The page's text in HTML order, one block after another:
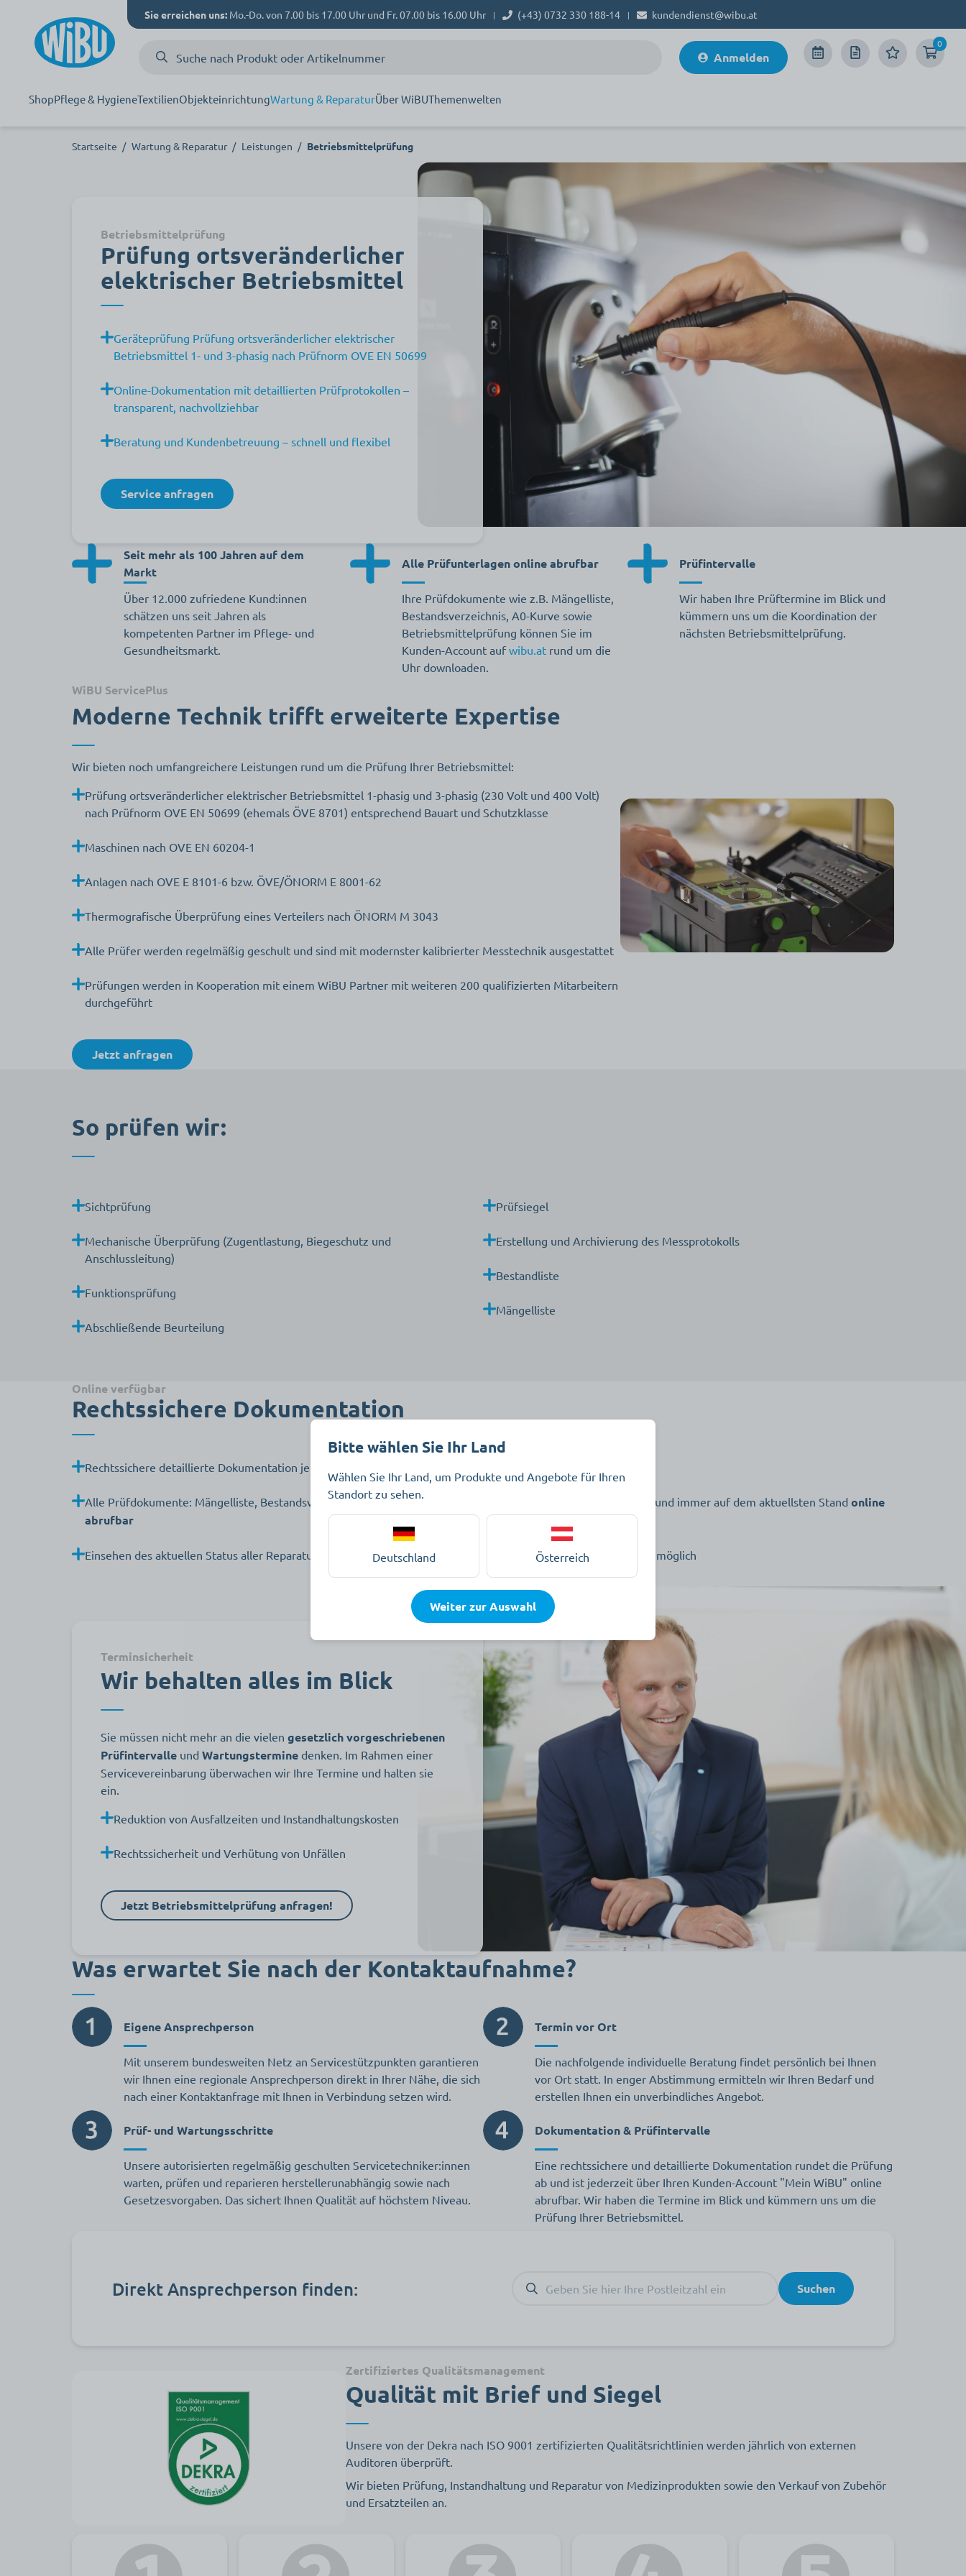
Sie erreichen uns:Mo.-Do. von 7.00 bis 17.00 Uhr und Fr. 07.00 bis 16.00 Uhr | (+43) 0732 330 188-14 | kundendienst@wibu.at
Anmelden
0
ShopPflege & HygieneTextilienObjekteinrichtungWartung & ReparaturÜber WiBUThemenwelten
Startseite / Wartung & Reparatur / Leistungen / Betriebsmittelprüfung
Betriebsmittelprüfung
Prüfung ortsveränderlicher
elektrischer Betriebsmittel
Geräteprüfung Prüfung ortsveränderlicher elektrischer
Betriebsmittel 1- und 3-phasig nach Prüfnorm OVE EN 50699
Online-Dokumentation mit detaillierten Prüfprotokollen –
transparent, nachvollziehbar
Beratung und Kundenbetreuung – schnell und flexibel
Service anfragen
Seit mehr als 100 Jahren auf dem
Markt
Über 12.000 zufriedene Kund:innen
schätzen uns seit Jahren als
kompetenten Partner im Pflege- und
Gesundheitsmarkt.
Alle Prüfunterlagen online abrufbar
Ihre Prüfdokumente wie z.B. Mängelliste,
Bestandsverzeichnis, A0-Kurve sowie
Betriebsmittelprüfung können Sie im
Kunden-Account aufwibu.at rund um die
Uhr downloaden.
Prüfintervalle
Wir haben Ihre Prüftermine im Blick und
kümmern uns um die Koordination der
nächsten Betriebsmittelprüfung.
WiBU ServicePlus
Moderne Technik trifft erweiterte Expertise
Wir bieten noch umfangreichere Leistungen rund um die Prüfung Ihrer Betriebsmittel:
Prüfung ortsveränderlicher elektrischer Betriebsmittel 1-phasig und 3-phasig (230 Volt und 400 Volt)
nach Prüfnorm OVE EN 50699 (ehemals ÖVE 8701) entsprechend Bauart und Schutzklasse
Maschinen nach OVE EN 60204-1
Anlagen nach OVE E 8101-6 bzw. ÖVE/ÖNORM E 8001-62
Thermografische Überprüfung eines Verteilers nach ÖNORM M 3043
Alle Prüfer werden regelmäßig geschult und sind mit modernster kalibrierter Messtechnik ausgestattet
Prüfungen werden in Kooperation mit einem WiBU Partner mit weiteren 200 qualifizierten Mitarbeitern
durchgeführt
Jetzt anfragen
So prüfen wir:
Sichtprüfung
Mechanische Überprüfung (Zugentlastung, Biegeschutz und
Anschlussleitung)
Funktionsprüfung
Abschließende Beurteilung
Prüfsiegel
Erstellung und Archivierung des Messprotokolls
Bestandliste
Mängelliste
Online verfügbar
Rechtssichere Dokumentation
Rechtssichere detaillierte Dokumentation jeder Prüfung
Alle Prüfdokumente: Mängelliste, Bestandsverzeichnis, A0-Kurve sowie Betriebsmittelprüfung klar strukturiert und immer auf dem aktuellsten Stand online
abrufbar
Einsehen des aktuellen Status aller Reparatur-, Prüf- und Wartungstermine online im Kunden-Account jederzeit möglich
Terminsicherheit
Wir behalten alles im Blick
Sie müssen nicht mehr an die vielen gesetzlich vorgeschriebenen
Prüfintervalle und Wartungstermine denken. Im Rahmen einer
Servicevereinbarung überwachen wir Ihre Termine und halten sie
ein.
Reduktion von Ausfallzeiten und Instandhaltungskosten
Rechtssicherheit und Verhütung von Unfällen
Jetzt Betriebsmittelprüfung anfragen!
Was erwartet Sie nach der Kontaktaufnahme?
Eigene Ansprechperson
Mit unserem bundesweiten Netz an Servicestützpunkten garantieren
wir Ihnen eine regionale Ansprechperson direkt in Ihrer Nähe, die sich
nach einer Kontaktanfrage mit Ihnen in Verbindung setzen wird.
Termin vor Ort
Die nachfolgende individuelle Beratung findet persönlich bei Ihnen
vor Ort statt. In enger Abstimmung ermitteln wir Ihren Bedarf und
erstellen Ihnen ein unverbindliches Angebot.
Prüf- und Wartungsschritte
Unsere autorisierten regelmäßig geschulten Servicetechniker:innen
warten, prüfen und reparieren herstellerunabhängig sowie nach
Gesetzesvorgaben. Das sichert Ihnen Qualität auf höchstem Niveau.
Dokumentation & Prüfintervalle
Eine rechtssichere und detaillierte Dokumentation rundet die Prüfung
ab und ist jederzeit über Ihren Kunden-Account "Mein WiBU" online
abrufbar. Wir haben die Termine im Blick und kümmern uns um die
Prüfung Ihrer Betriebsmittel.
Direkt Ansprechperson finden: Suchen
Zertifiziertes Qualitätsmanagement
Qualität mit Brief und Siegel
Unsere von der Dekra nach ISO 9001 zertifizierten Qualitätsrichtlinien werden jährlich von externen
Auditoren überprüft.
Wir bieten Prüfung, Instandhaltung und Reparatur von Medizinprodukten sowie den Verkauf von Zubehör
und Ersatzteilen an.
Bitte wählen Sie Ihr Land
Wählen Sie Ihr Land, um Produkte und Angebote für Ihren
Standort zu sehen.
Deutschland Österreich
Weiter zur Auswahl